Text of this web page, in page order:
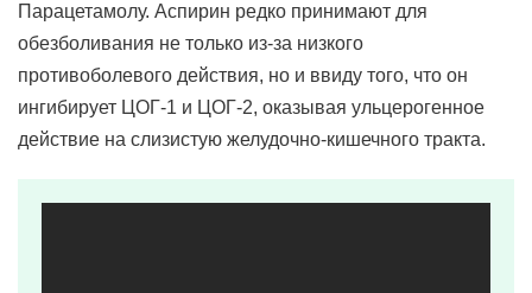
Парацетамолу. Аспирин редко принимают для
обезболивания не только из-за низкого
противоболевого действия, но и ввиду того, что он
ингибирует ЦОГ-1 и ЦОГ-2, оказывая ульцерогенное
действие на слизистую желудочно-кишечного тракта.